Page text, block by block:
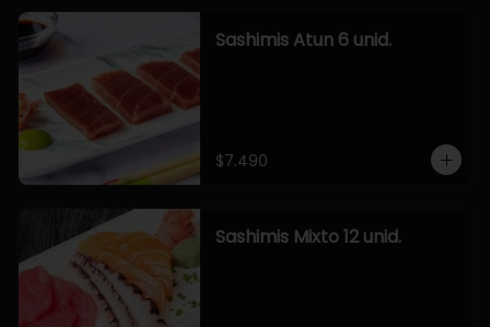
Sashimis Atun 6 unid.
$7.490
Sashimis Mixto 12 unid.